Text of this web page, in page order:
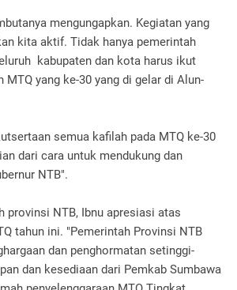
mengungapkan. Kegiatan yang
kita aktif. Tidak hanya pemerintah
kabupaten dan kota harus ikut
yang ke-30 yang di gelar di Alun-
semua kafilah pada MTQ ke-30
dari cara untuk mendukung dan
NTB".
provinsi NTB, Ibnu apresiasi atas
tahun ini. "Pemerintah Provinsi NTB
dan penghormatan setinggi-
dan kesediaan dari Pemkab Sumbawa